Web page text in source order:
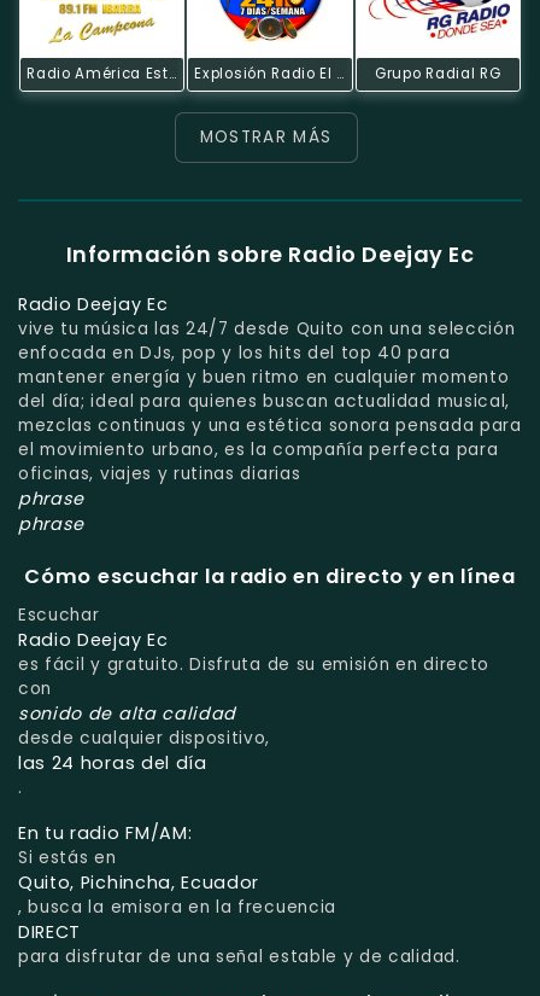
Radio América Estereo Explosión Radio El Impulso Del Ecuador Grupo Radial RG
MOSTRAR MÁS
Información sobre Radio Deejay Ec
Radio Deejay Ec
vive tu música las 24/7 desde Quito con una selección
enfocada en DJs, pop y los hits del top 40 para
mantener energía y buen ritmo en cualquier momento
del día; ideal para quienes buscan actualidad musical,
mezclas continuas y una estética sonora pensada para
el movimiento urbano, es la compañía perfecta para
oficinas, viajes y rutinas diarias
phrase
phrase
Cómo escuchar la radio en directo y en línea
Escuchar
Radio Deejay Ec
es fácil y gratuito. Disfruta de su emisión en directo
con
sonido de alta calidad
desde cualquier dispositivo,
las 24 horas del día
.
En tu radio FM/AM:
Si estás en
Quito, Pichincha, Ecuador
, busca la emisora en la frecuencia
DIRECT
para disfrutar de una señal estable y de calidad.